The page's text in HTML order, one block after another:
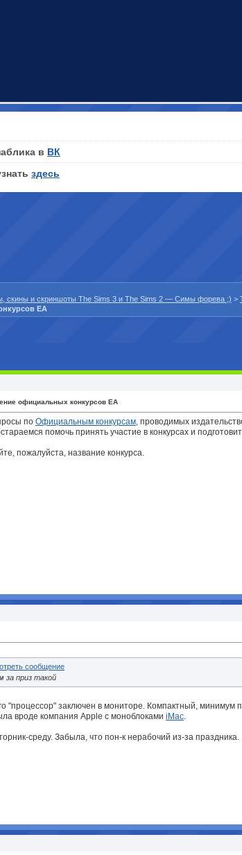
в ВК
здесь
скины и скриншоты The Sims 3 и The Sims 2 — Симы форева ;) >
EA
официальных конкурсов EA
по Официальным конкурсам, проводимых
помочь принять участие в конкурсах и
пожалуйста, название конкурса.
за приз такой
"процессор" заключен в мониторе. Компактный, минимум
вроде компания Apple с моноблоками iMac.
среду. Забыла, что пон-к нерабочий из-за праздника.